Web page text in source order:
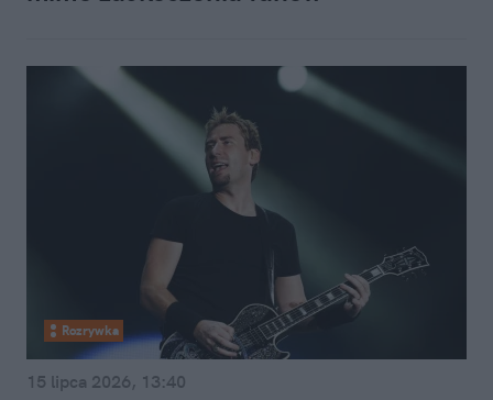
Rozrywka
15 lipca 2026, 13:40